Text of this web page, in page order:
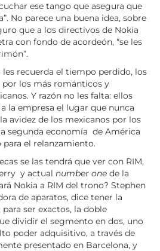
ese tango que asegura que
No parece una buena idea, sobre
que a los directivos de Nokia
con fondo de acordeón, “se les
recuerda el tiempo perdido, los
por los más románticos y
Y razón no les falta: ellos
la empresa el lugar que nunca
avidez de los mexicanos por los
segunda economía de América
el relanzamiento.
se las tendrá que ver con RIM,
y actual number one de la
Nokia a RIM del trono? Stephen
de aparatos, dice tener la
ser exactos, la doble
dividir el segmento en dos, uno
poder adquisitivo, a través de
presentado en Barcelona, y